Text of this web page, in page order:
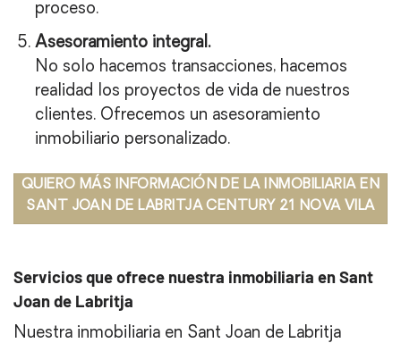
proceso.
Asesoramiento integral.
No solo hacemos transacciones, hacemos
realidad los proyectos de vida de nuestros
clientes. Ofrecemos un asesoramiento
inmobiliario personalizado.
QUIERO MÁS INFORMACIÓN DE LA INMOBILIARIA EN
SANT JOAN DE LABRITJA CENTURY 21 NOVA VILA
Servicios que ofrece nuestra inmobiliaria en Sant
Joan de Labritja
Nuestra inmobiliaria en Sant Joan de Labritja